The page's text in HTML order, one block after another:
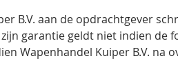
B.V. aan de opdrachtgever
garantie geldt niet indien de
Wapenhandel Kuiper B.V. na